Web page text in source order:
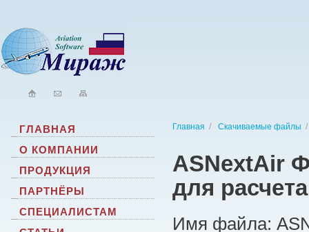
Главная / Скачиваемые файлы /
ASNextAir
для
Имя файла:
ГЛАВНАЯ
О КОМПАНИИ
ПРОДУКЦИЯ
ПАРТНЁРЫ
СПЕЦИАЛИСТАМ